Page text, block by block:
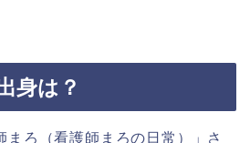
身は？
まろ（看護師まろの日常）」さ